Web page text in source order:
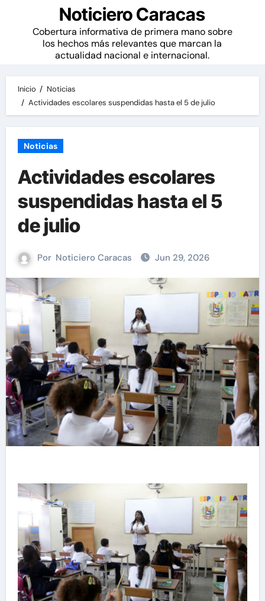
Noticiero Caracas
Cobertura informativa de primera mano sobre
los hechos más relevantes que marcan la
actualidad nacional e internacional.
Inicio
Noticias
Actividades escolares suspendidas hasta el 5 de julio
Noticias
Actividades escolares
suspendidas hasta el 5
de julio
Por Noticiero Caracas Jun 29, 2026